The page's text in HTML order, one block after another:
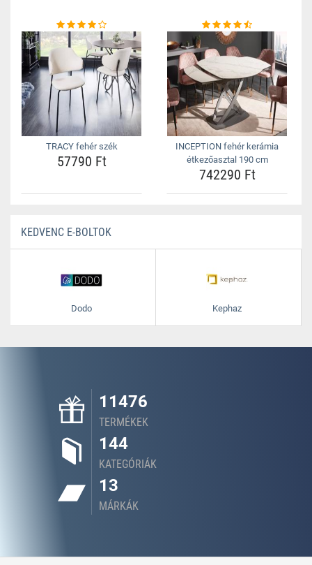
TRACY fehér szék
57790 Ft
INCEPTION fehér kerámia
étkezőasztal 190 cm
742290 Ft
KEDVENC E-BOLTOK
Dodo Kephaz
11476
TERMÉKEK
144
KATEGÓRIÁK
13
MÁRKÁK